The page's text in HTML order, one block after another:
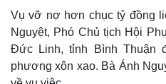
Vụ vỡ nợ hơn chục tỷ đồng
Nguyệt, Phó Chủ tịch Hội
Đức Linh, tỉnh Bình Thuận
phương xôn xao. Bà Ánh